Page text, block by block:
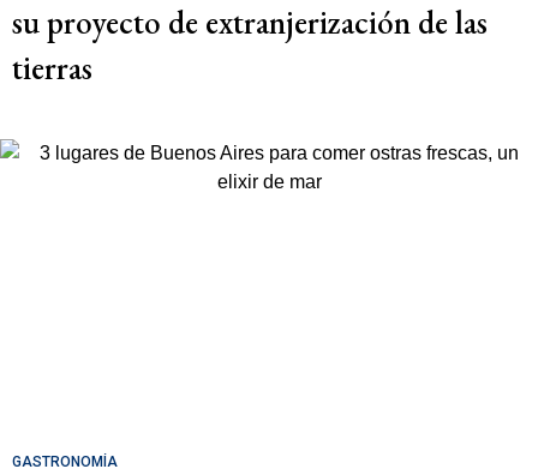
su proyecto de extranjerización de las
tierras
GASTRONOMÍA